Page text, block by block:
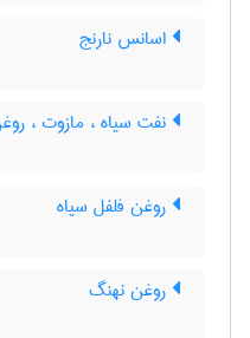
اسانس نارنج
نفت سیاه ، مازوت ،
روغن فلفل سیاه
روغن نهنگ